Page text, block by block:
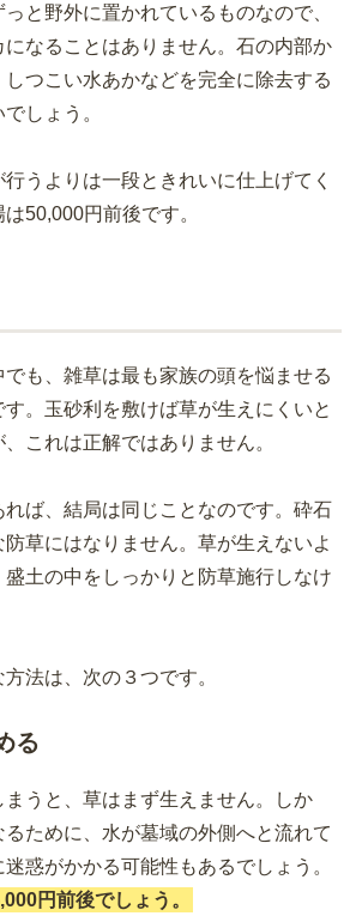
と野外に置かれているものなので、
なることはありません。石の内部か
つこい水あかなどを完全に除去する
しょう。
うよりは一段ときれいに仕上げてく
50,000円前後です。
も、雑草は最も家族の頭を悩ませる
。玉砂利を敷けば草が生えにくいと
これは正解ではありません。
ば、結局は同じことなのです。砕石
草にはなりません。草が生えないよ
盛土の中をしっかりと防草施行しなけ
法は、次の３つです。
る
うと、草はまず生えません。しか
るために、水が墓域の外側へと流れて
惑がかかる可能性もあるでしょう。
円前後でしょう。